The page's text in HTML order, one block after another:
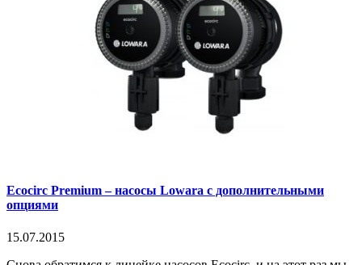
Ecocirc Premium – насосы Lowara с дополнительными
опциями
15.07.2015